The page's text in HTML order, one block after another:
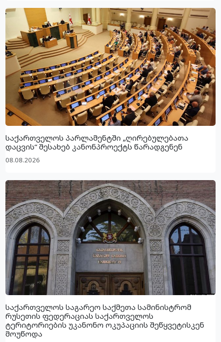
საქართველოს პარლამენტში „ღირებულებათა
დაცვის“ შესახებ კანონპროექტს წარადგენენ
08.08.2026
საქართველოს საგარეო საქმეთა სამინისტრომ
რუსეთის ფედერაციას საქართველოს
ტერიტორიების უკანონო ოკუპაციის შეწყვეტისკენ
მოუწოდა